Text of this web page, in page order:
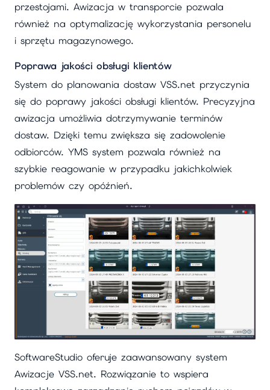
przestojami. Awizacja w transporcie pozwala
również na optymalizację wykorzystania personelu
i sprzętu magazynowego.
Poprawa jakości obsługi klientów
System do planowania dostaw VSS.net przyczynia
się do poprawy jakości obsługi klientów. Precyzyjna
awizacja umożliwia dotrzymywanie terminów
dostaw. Dzięki temu zwiększa się zadowolenie
odbiorców. YMS system pozwala również na
szybkie reagowanie w przypadku jakichkolwiek
problemów czy opóźnień.
SoftwareStudio oferuje zaawansowany system
Awizacje VSS.net. Rozwiązanie to wspiera